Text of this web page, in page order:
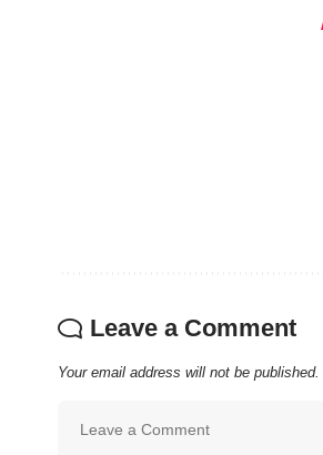
Leave a Comment
Your email address will not be published.